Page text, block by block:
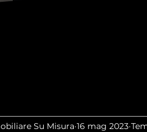
Su Misura 16 mag 2023